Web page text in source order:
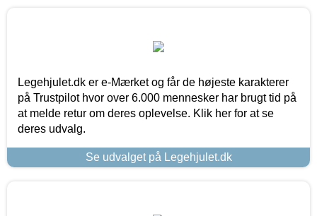
Legehjulet.dk er e-Mærket og får de højeste karakterer
på Trustpilot hvor over 6.000 mennesker har brugt tid på
at melde retur om deres oplevelse. Klik her for at se
deres udvalg.
Se udvalget på Legehjulet.dk